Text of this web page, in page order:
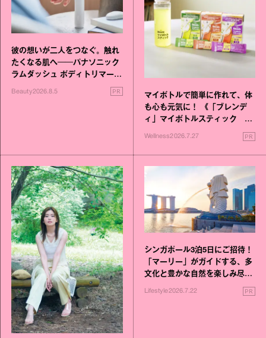
彼の想いが二人をつなぐ。触れ
たくなる肌へ──パナソニック
ラムダッシュ ボディトリマーが
Beauty2026.8.5 PR
マイボトルで簡単に作れて、体
も心も元気に！ 《「ブレンデ
ィ」マイボトルスティック い
いこと毎日》シリーズが誕生
Wellness2026.7.27 PR
シンガポール3泊5日にご招待！
「マーリー」がガイドする、多
文化と豊かな自然を楽しみ尽く
Lifestyle2026.7.22 PR